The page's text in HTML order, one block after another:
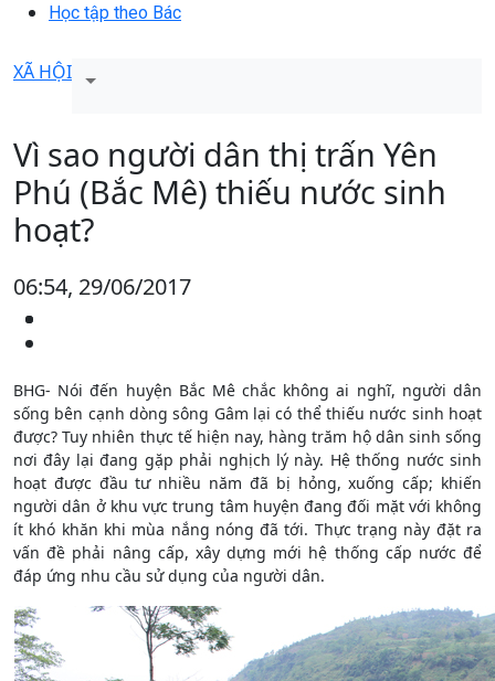
Học tập theo Bác
XÃ HỘI
Vì sao người dân thị trấn Yên
Phú (Bắc Mê) thiếu nước sinh
hoạt?
06:54, 29/06/2017
BHG- Nói đến huyện Bắc Mê chắc không ai nghĩ, người dân
sống bên cạnh dòng sông Gâm lại có thể thiếu nước sinh hoạt
được? Tuy nhiên thực tế hiện nay, hàng trăm hộ dân sinh sống
nơi đây lại đang gặp phải nghịch lý này. Hệ thống nước sinh
hoạt được đầu tư nhiều năm đã bị hỏng, xuống cấp; khiến
người dân ở khu vực trung tâm huyện đang đối mặt với không
ít khó khăn khi mùa nắng nóng đã tới. Thực trạng này đặt ra
vấn đề phải nâng cấp, xây dựng mới hệ thống cấp nước để
đáp ứng nhu cầu sử dụng của người dân.